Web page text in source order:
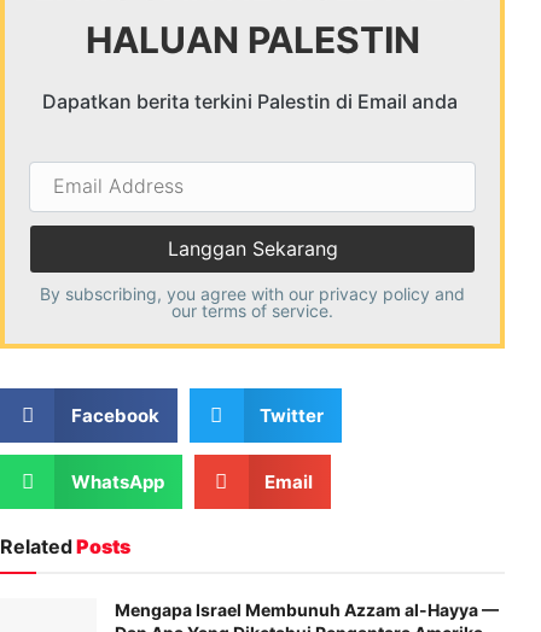
HALUAN PALESTIN
Dapatkan berita terkini Palestin di Email anda
Email
Address
By subscribing, you agree with our privacy policy and
our terms of service.
Facebook Twitter
WhatsApp Email
RelatedPosts
Mengapa Israel Membunuh Azzam al-Hayya —